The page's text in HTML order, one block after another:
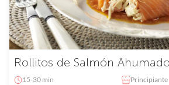
Rollitos de Salmón
15-30 min Principiante